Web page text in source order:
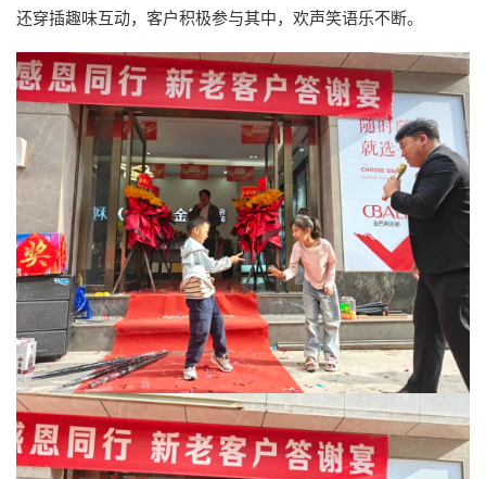
还穿插趣味互动，客户积极参与其中，欢声笑语乐不断。